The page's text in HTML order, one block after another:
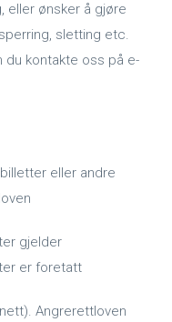
eller ønsker å gjøre
sletting etc.
du kontakte oss på e-
eller andre
gjelder
er foretatt
Angrerettloven